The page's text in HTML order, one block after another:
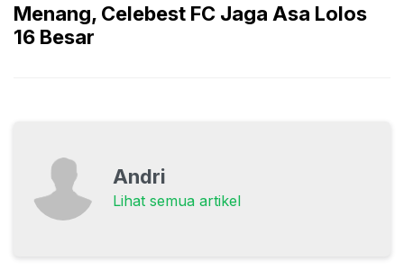
Menang, Celebest FC Jaga Asa Lolos
16 Besar
Andri
Lihat semua artikel